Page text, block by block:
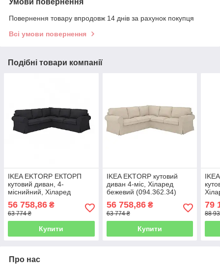
Умови повернення
Повернення товару впродовж 14 днів за рахунок покупця
Всі умови повернення
Подібні товари компанії
IKEA EKTORP ЕКТОРП
кутовий диван, 4-
міснийний, Хіларед
56 758,86 ₴
63 774 ₴
Купити
IKEA EKTORP кутовий
диван 4-міс, Хіларед
бежевий (094.362.34)
56 758,86₴
63 774 ₴
Купити
79
88
Про нас